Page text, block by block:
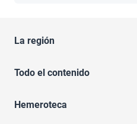
La región
Todo el contenido
Hemeroteca